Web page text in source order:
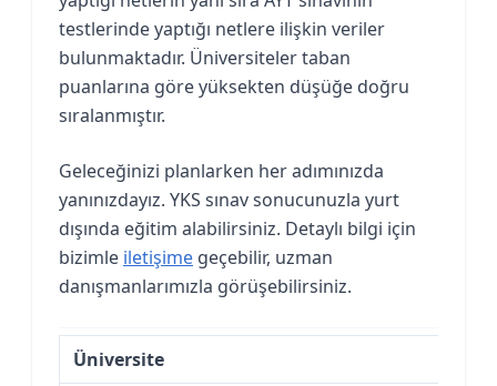
testlerinde yaptığı netlere ilişkin veriler
bulunmaktadır. Üniversiteler taban
puanlarına göre yüksekten düşüğe doğru
sıralanmıştır.
Geleceğinizi planlarken her adımınızda
yanınızdayız. YKS sınav sonucunuzla yurt
dışında eğitim alabilirsiniz. Detaylı bilgi için
bizimle iletişime geçebilir, uzman
danışmanlarımızla görüşebilirsiniz.
Üniversite